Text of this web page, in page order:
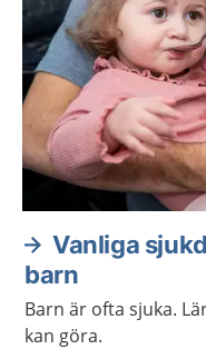
Vanliga
barn
Barn är ofta sjuka.
kan göra.